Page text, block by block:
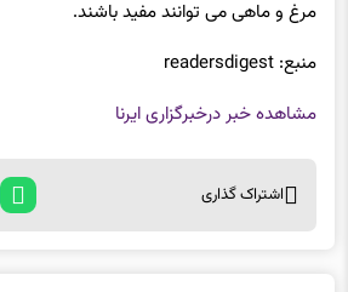
منبع: readersdigest
مشاهده خبر در خبرگزاری ایرنا